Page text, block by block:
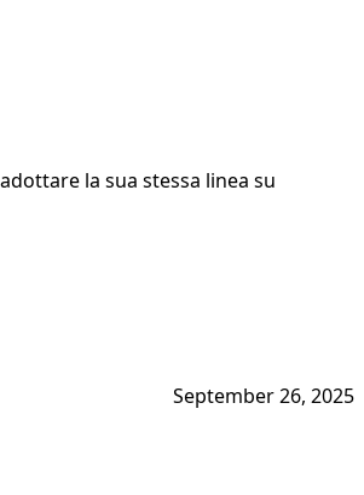
la sua stessa linea su
September 26, 2025